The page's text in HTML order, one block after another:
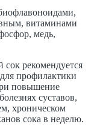
витаминами
медь,
рекомендуется
профилактики
повышение
суставов,
хроническом
сока в неделю.